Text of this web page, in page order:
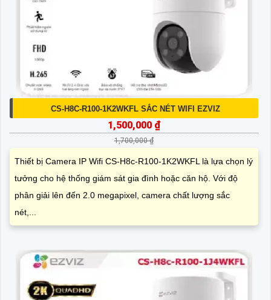
CS-H8C-R100-1K2WKFL SẮC NÉT WIFI EZVIZ
1,500,000 ₫
1,700,000 ₫
Thiết bị Camera IP Wifi CS-H8c-R100-1K2WKFL là lựa chọn lý
tưởng cho hệ thống giám sát gia đình hoặc căn hộ. Với độ
phân giải lên đến 2.0 megapixel, camera chất lượng sắc
nét,...